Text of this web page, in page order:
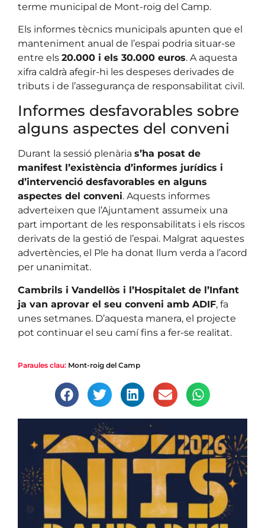
terme municipal de Mont-roig del Camp.
Els informes tècnics municipals apunten que el
manteniment anual de l’espai podria situar-se
entre els 20.000 i els 30.000 euros. A aquesta
xifra caldrà afegir-hi les despeses derivades de
tributs i de l’assegurança de responsabilitat civil.
Informes desfavorables sobre
alguns aspectes del conveni
Durant la sessió plenària s’ha posat de
manifest l’existència d’informes jurídics i
d’intervenció desfavorables en alguns
aspectes del conveni. Aquests informes
adverteixen que l’Ajuntament assumeix una
part important de les responsabilitats i els riscos
derivats de la gestió de l’espai. Malgrat aquestes
advertències, el Ple ha donat llum verda a l’acord
per unanimitat.
Cambrils i Vandellòs i l’Hospitalet de l’Infant
ja van aprovar el seu conveni amb ADIF, fa
unes setmanes. D’aquesta manera, el projecte
pot continuar el seu camí fins a fer-se realitat.
Paraules clau: Mont-roig del Camp